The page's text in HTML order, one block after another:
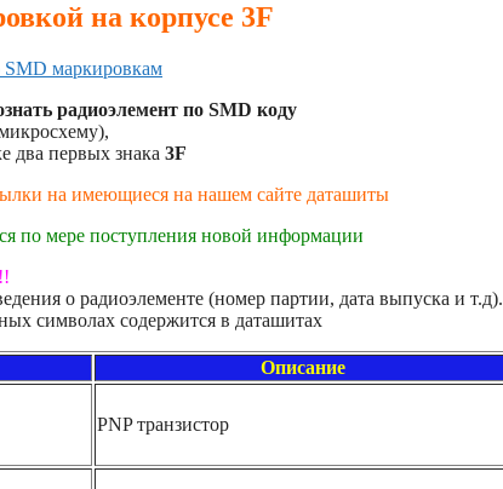
на корпусе 3F
SMD маркировкам
радиоэлемент по SMD коду
два первых знака 3F
на имеющиеся на нашем сайте даташиты
по мере поступления новой информации
о радиоэлементе (номер партии, дата выпуска и т.д).
символах содержится в даташитах
Описание
PNP транзистор